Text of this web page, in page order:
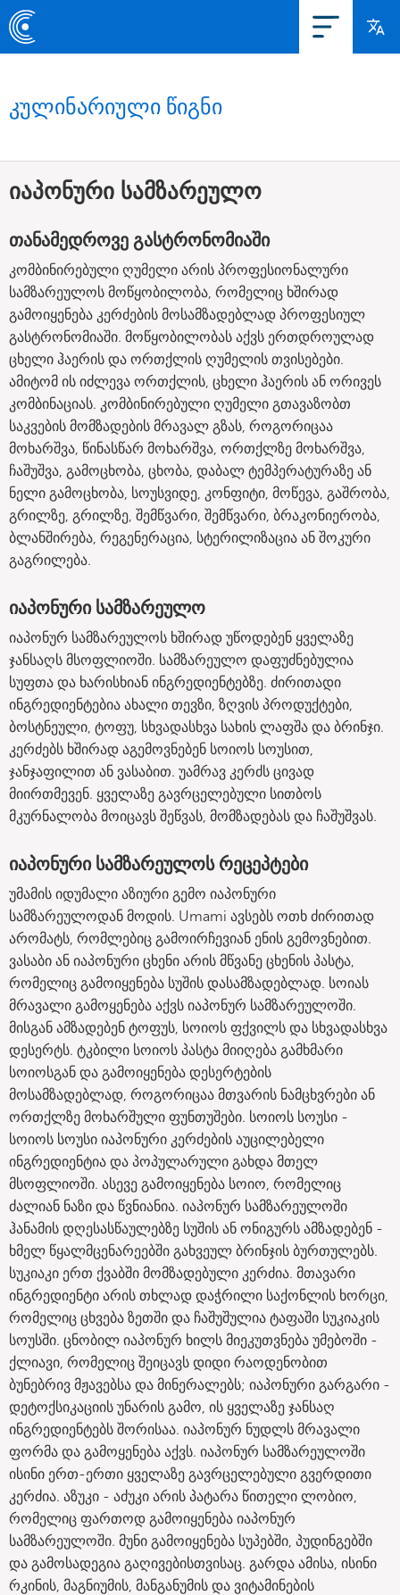
კულინარიული წიგნი
იაპონური სამზარეულო
თანამედროვე გასტრონომიაში
კომბინირებული ღუმელი არის პროფესიონალური
სამზარეულოს მოწყობილობა, რომელიც ხშირად
გამოიყენება კერძების მოსამზადებლად პროფესიულ
გასტრონომიაში. მოწყობილობას აქვს ერთდროულად
ცხელი ჰაერის და ორთქლის ღუმელის თვისებები.
ამიტომ ის იძლევა ორთქლის, ცხელი ჰაერის ან ორივეს
კომბინაციას. კომბინირებული ღუმელი გთავაზობთ
საკვების მომზადების მრავალ გზას, როგორიცაა
მოხარშვა, წინასწარ მოხარშვა, ორთქლზე მოხარშვა,
ჩაშუშვა, გამოცხობა, ცხობა, დაბალ ტემპერატურაზე ან
ნელი გამოცხობა, სოუსვიდე, კონფიტი, მოწევა, გაშრობა,
გრილზე, გრილზე, შემწვარი, შემწვარი, ბრაკონიერობა,
ბლანშირება, რეგენერაცია, სტერილიზაცია ან შოკური
გაგრილება.
იაპონური სამზარეულო
იაპონურ სამზარეულოს ხშირად უწოდებენ ყველაზე
ჯანსაღს მსოფლიოში. სამზარეულო დაფუძნებულია
სუფთა და ხარისხიან ინგრედიენტებზე. ძირითადი
ინგრედიენტებია ახალი თევზი, ზღვის პროდუქტები,
ბოსტნეული, ტოფუ, სხვადასხვა სახის ლაფშა და ბრინჯი.
კერძებს ხშირად აგემოვნებენ სოიოს სოუსით,
ჯანჯაფილით ან ვასაბით. უამრავ კერძს ცივად
მიირთმევენ. ყველაზე გავრცელებული სითბოს
მკურნალობა მოიცავს შეწვას, მომზადებას და ჩაშუშვას.
იაპონური სამზარეულოს რეცეპტები
უმამის იდუმალი აზიური გემო იაპონური
სამზარეულოდან მოდის. Umami ავსებს ოთხ ძირითად
არომატს, რომლებიც გამოირჩევიან ენის გემოვნებით.
ვასაბი ან იაპონური ცხენი არის მწვანე ცხენის პასტა,
რომელიც გამოიყენება სუშის დასამზადებლად. სოიას
მრავალი გამოყენება აქვს იაპონურ სამზარეულოში.
მისგან ამზადებენ ტოფუს, სოიოს ფქვილს და სხვადასხვა
დესერტს. ტკბილი სოიოს პასტა მიიღება გამხმარი
სოიოსგან და გამოიყენება დესერტების
მოსამზადებლად, როგორიცაა მთვარის ნამცხვრები ან
ორთქლზე მოხარშული ფუნთუშები. სოიოს სოუსი -
სოიოს სოუსი იაპონური კერძების აუცილებელი
ინგრედიენტია და პოპულარული გახდა მთელ
მსოფლიოში. ასევე გამოიყენება სოიო, რომელიც
ძალიან ნაზი და წვნიანია. იაპონურ სამზარეულოში
ჰანამის დღესასწაულებზე სუშის ან ონიგურს ამზადებენ -
ხმელ წყალმცენარეებში გახვეულ ბრინჯის ბურთულებს.
სუკიაკი ერთ ქვაბში მომზადებული კერძია. მთავარი
ინგრედიენტი არის თხლად დაჭრილი საქონლის ხორცი,
რომელიც ცხვება ზეთში და ჩაშუშულია ტაფაში სუკიაკის
სოუსში. ცნობილ იაპონურ ხილს მიეკუთვნება უმებოში -
ქლიავი, რომელიც შეიცავს დიდი რაოდენობით
ბუნებრივ მჟავებსა და მინერალებს; იაპონური გარგარი -
დეტოქსიკაციის უნარის გამო, ის ყველაზე ჯანსაღ
ინგრედიენტებს შორისაა. იაპონურ ნუდლს მრავალი
ფორმა და გამოყენება აქვს. იაპონურ სამზარეულოში
ისინი ერთ-ერთი ყველაზე გავრცელებული გვერდითი
კერძია. აზუკი - აძუკი არის პატარა წითელი ლობიო,
რომელიც ფართოდ გამოიყენება იაპონურ
სამზარეულოში. მუნი გამოიყენება სუპებში, პუდინგებში
და გამოსადეგია გაღივებისთვისაც. გარდა ამისა, ისინი
რკინის, მაგნიუმის, მანგანუმის და ვიტამინების